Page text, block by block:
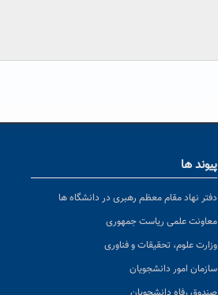
پیوند ها
دفتر نهاد مقام معظم رهبری در دانشگاه ها
معاونت علمی ریاست جمهوری
وزارت علوم، تحقیقات و فناوری
سازمان امور دانشجویان